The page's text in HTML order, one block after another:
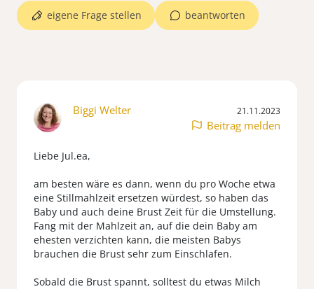
beantworten
eigene Frage stellen
Biggi Welter 21.11.2023
Beitrag melden
Liebe Jul.ea,
am besten wäre es dann, wenn du pro Woche etwa
eine Stillmahlzeit ersetzen würdest, so haben das
Baby und auch deine Brust Zeit für die Umstellung.
Fang mit der Mahlzeit an, auf die dein Baby am
ehesten verzichten kann, die meisten Babys
brauchen die Brust sehr zum Einschlafen.
Sobald die Brust spannt, solltest du etwas Milch